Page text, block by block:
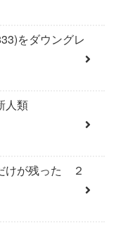
をダウングレ
人類
けが残った ２